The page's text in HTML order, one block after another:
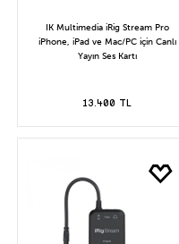
IK Multimedia iRig Stream Pro
iPhone, iPad ve Mac/PC için Canlı
Yayın Ses Kartı
13.400 TL